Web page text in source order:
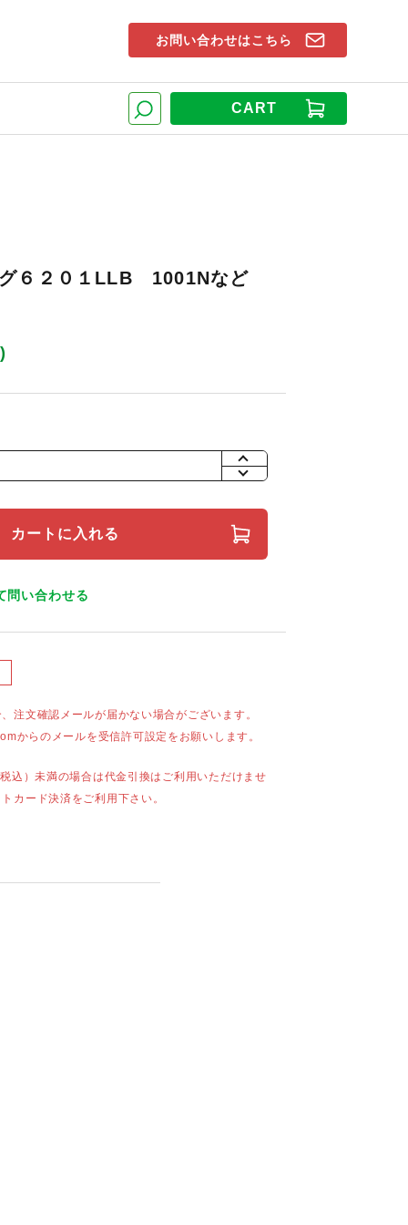
CART
お問い合わせはこちら
６２０１LLB 1001Nなど
+
カートに入れる
問い合わせる
注文確認メールが届かない場合がございます。
からのメールを受信許可設定をお願いします。
込）未満の場合は代金引換はご利用いただけませ
カード決済をご利用下さい。